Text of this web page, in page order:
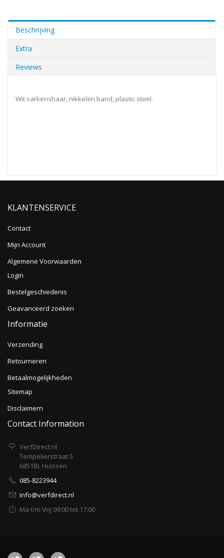
Beschrijving
Extra
Reviews
Wit varkenshaar, nikkelen band, plastic steel.
KLANTENSERVICE
Contact
Mijn Account
Algemene Voorwaarden
Login
Bestelgeschiedenis
Geavanceerd zoeken
Informatie
Verzending
Retourneren
Betaalmogelijkheden
Sitemap
Disclaimern
Contact Information
VerfDirect.nl
Tempelierstraat 5
6851BL Huissen
085-8223944
info@verfdirect.nl
Ma t/m Vrij 09:00 tot 17:00